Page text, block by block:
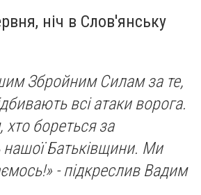
ніч в Слов'янську
Збройним Силам за те,
всі атаки ворога.
бореться за
нашої Батьківщини. Ми
- підкреслив Вадим